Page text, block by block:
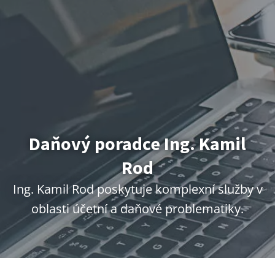
Daňový poradce Ing. Kamil
Rod
Ing. Kamil Rod poskytuje komplexní služby v
oblasti účetní a daňové problematiky.